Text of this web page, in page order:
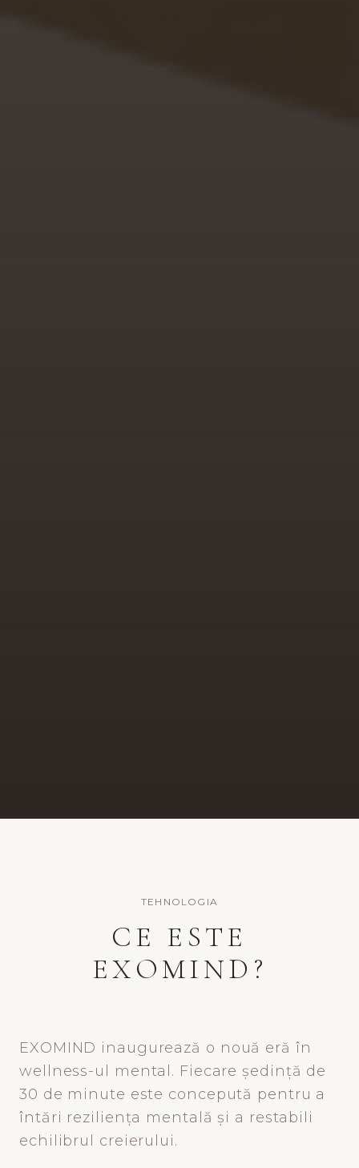
TEHNOLOGIA
CE ESTE
EXOMIND?
EXOMIND inaugurează o nouă eră în
wellness-ul mental. Fiecare ședință de
30 de minute este concepută pentru a
întări reziliența mentală și a restabili
echilibrul creierului.